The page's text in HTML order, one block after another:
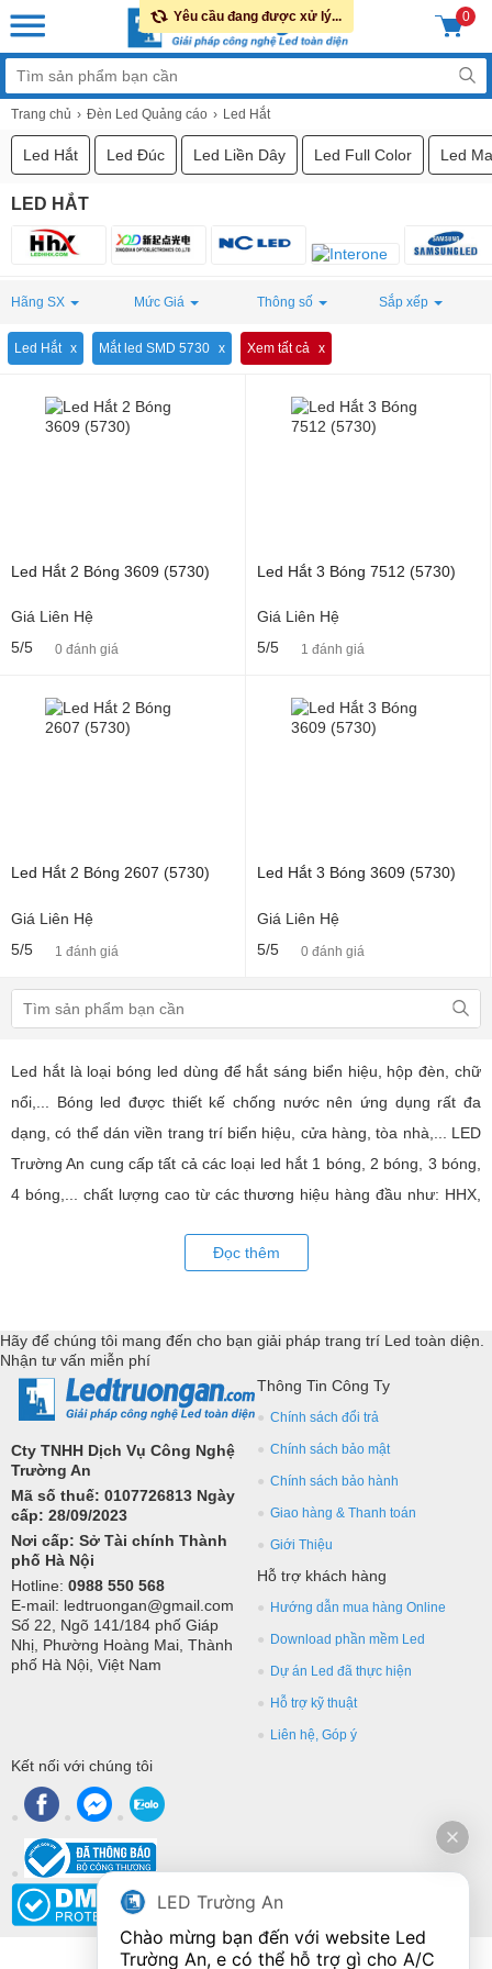
0
Trang chủ Đèn Led Quảng cáo Led Hắt
Led Hắt Led Đúc Led Liền Dây Led Full Color Led
LED HẮT
Hãng SX Mức Giá Thông số Sắp xếp
Led Hắt Mắt led SMD 5730 Xem tất cả
Led Hắt 2 Bóng 3609 (5730)
Giá Liên Hệ
5/5
0 đánh giá
Led Hắt 3 Bóng 7512 (5730)
Giá Liên Hệ
5/5
1 đánh giá
Led Hắt 2 Bóng 2607 (5730)
Giá Liên Hệ
5/5
1 đánh giá
Led Hắt 3 Bóng 3609 (5730)
Giá Liên Hệ
5/5
0 đánh giá
Led hắt là loại bóng led dùng để hắt sáng biển hiệu, hộp đèn, chữ
nổi,... Bóng led được thiết kế chống nước nên ứng dụng rất đa
dạng, có thể dán viền trang trí biển hiệu, cửa hàng, tòa nhà,... LED
Trường An cung cấp tất cả các loại led hắt 1 bóng, 2 bóng, 3 bóng,
4 bóng,... chất lượng cao từ các thương hiệu hàng đầu như: HHX,
sâu cho các ững dụng trang trí led.
Đọc thêm
Hãy để chúng tôi mang đến cho bạn giải pháp trang trí Led toàn diện.
Nhận tư vấn miễn phí
Cty TNHH Dịch Vụ Công Nghệ
Trường An
Mã số thuế: 0107726813 Ngày
cấp: 28/09/2023
Nơi cấp: Sở Tài chính Thành
phố Hà Nội
Hotline: 0988 550 568
E-mail: ledtruongan@gmail.com
Số 22, Ngõ 141/184 phố Giáp
Nhị, Phường Hoàng Mai, Thành
phố Hà Nội, Việt Nam
Thông Tin Công Ty
Chính sách đổi trả
Chính sách bảo mật
Chính sách bảo hành
Giao hàng & Thanh toán
Giới Thiệu
Hỗ trợ khách hàng
Hướng dẫn mua hàng Online
Download phần mềm Led
Dự án Led đã thực hiện
Hỗ trợ kỹ thuật
Liên hệ, Góp ý
Kết nối với chúng tôi
Yêu cầu đang được xử lý...
LED Trường An
Chào mừng bạn đến với website Led
Trường An, e có thể hỗ trợ gì cho A/C